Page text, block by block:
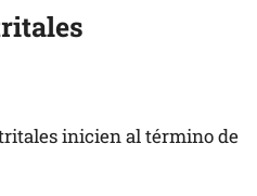
inicien al término de